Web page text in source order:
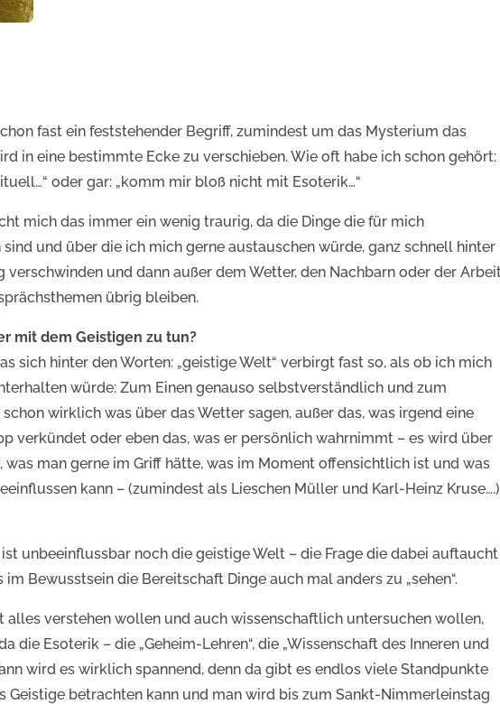
fast ein feststehender Begriff, zumindest um das Mysterium das
in eine bestimmte Ecke zu verschieben. Wie oft habe ich schon gehört:
oder gar: „komm mir bloß nicht mit Esoterik…“
mich das immer ein wenig traurig, da die Dinge die für mich
und über die ich mich gerne austauschen würde, ganz schnell hinter
verschwinden und dann außer dem Wetter, den Nachbarn oder der
übrig bleiben.
mit dem Geistigen zu tun?
sich hinter den Worten: „geistige Welt“ verbirgt fast so, als ob ich mich
würde: Zum Einen genauso selbstverständlich und zum
wirklich was über das Wetter sagen, außer das, was irgend eine
verkündet oder eben das, was er persönlich wahrnimmt – es wird über
was man gerne im Griff hätte, was im Moment offensichtlich ist und was
kann – (zumindest als Lieschen Müller und Karl-Heinz Kruse….)
unbeeinflussbar noch die geistige Welt – die Frage die dabei auftaucht
Bewusstsein die Bereitschaft Dinge auch mal anders zu „sehen“.
alles verstehen wollen und auch wissenschaftlich untersuchen wollen,
die Esoterik – die „Geheim-Lehren“, die „Wissenschaft des Inneren und
wird es wirklich spannend, denn da gibt es endlos viele Standpunkte
Geistige betrachten kann und man wird bis zum Sankt-Nimmerleinstag